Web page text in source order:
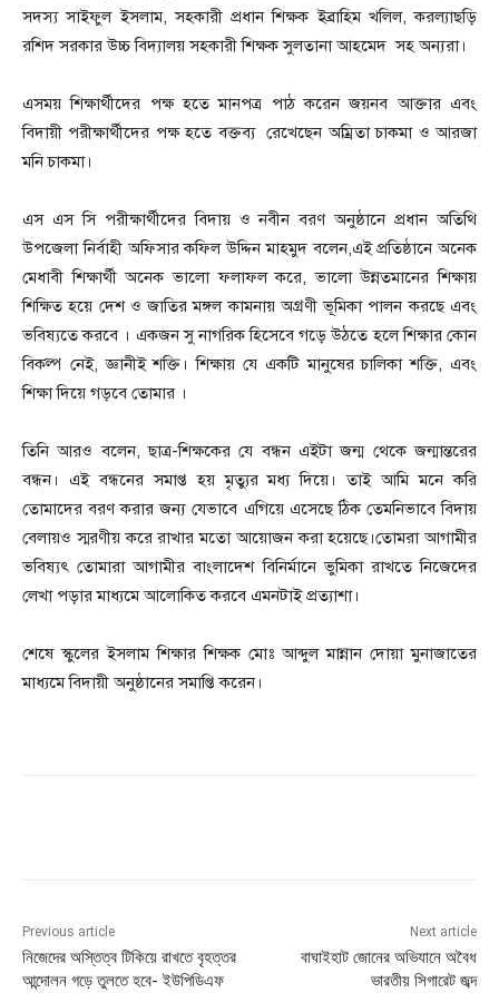
সদস্য সাইফুল ইসলাম, সহকারী প্রধান শিক্ষক ইব্রাহিম খলিল, করল্যাছড়ি
রশিদ সরকার উচ্চ বিদ্যালয় সহকারী শিক্ষক সুলতানা আহমেদ সহ অন্যরা।
এসময় শিক্ষার্থীদের পক্ষ হতে মানপত্র পাঠ করেন জয়নব আক্তার এবং
বিদায়ী পরীক্ষার্থীদের পক্ষ হতে বক্তব্য রেখেছেন অম্রিতা চাকমা ও আরজা
মনি চাকমা।
এস এস সি পরীক্ষার্থীদের বিদায় ও নবীন বরণ অনুষ্ঠানে প্রধান অতিথি
উপজেলা নির্বাহী অফিসার কফিল উদ্দিন মাহমুদ বলেন,এই প্রতিষ্ঠানে অনেক
মেধাবী শিক্ষার্থী অনেক ভালো ফলাফল করে, ভালো উন্নতমানের শিক্ষায়
শিক্ষিত হয়ে দেশ ও জাতির মঙ্গল কামনায় অগ্রণী ভূমিকা পালন করছে এবং
ভবিষ্যতে করবে । একজন সু নাগরিক হিসেবে গড়ে উঠতে হলে শিক্ষার কোন
বিকল্প নেই, জ্ঞানীই শক্তি। শিক্ষায় যে একটি মানুষের চালিকা শক্তি, এবং
শিক্ষা দিয়ে গড়বে তোমার ।
তিনি আরও বলেন, ছাত্র-শিক্ষকের যে বন্ধন এইটা জন্ম থেকে জন্মান্তরের
বন্ধন। এই বন্ধনের সমাপ্ত হয় মৃত্যুর মধ্য দিয়ে। তাই আমি মনে করি
তোমাদের বরণ করার জন্য যেভাবে এগিয়ে এসেছে ঠিক তেমনিভাবে বিদায়
বেলায়ও স্মরণীয় করে রাখার মতো আয়োজন করা হয়েছে।তোমরা আগামীর
ভবিষ্যৎ তোমারা আগামীর বাংলাদেশ বিনির্মানে ভুমিকা রাখতে নিজেদের
লেখা পড়ার মাধ্যমে আলোকিত করবে এমনটাই প্রত্যাশা।
শেষে স্কুলের ইসলাম শিক্ষার শিক্ষক মোঃ আব্দুল মান্নান দোয়া মুনাজাতের
মাধ্যমে বিদায়ী অনুষ্ঠানের সমাপ্তি করেন।
Previous article
নিজেদের অস্তিত্ব টিকিয়ে রাখতে বৃহত্তর
আন্দোলন গড়ে তুলতে হবে- ইউপিডিএফ
Next article
বাঘাইহাট জোনের অভিযানে অবৈধ
ভারতীয় সিগারেট জব্দ